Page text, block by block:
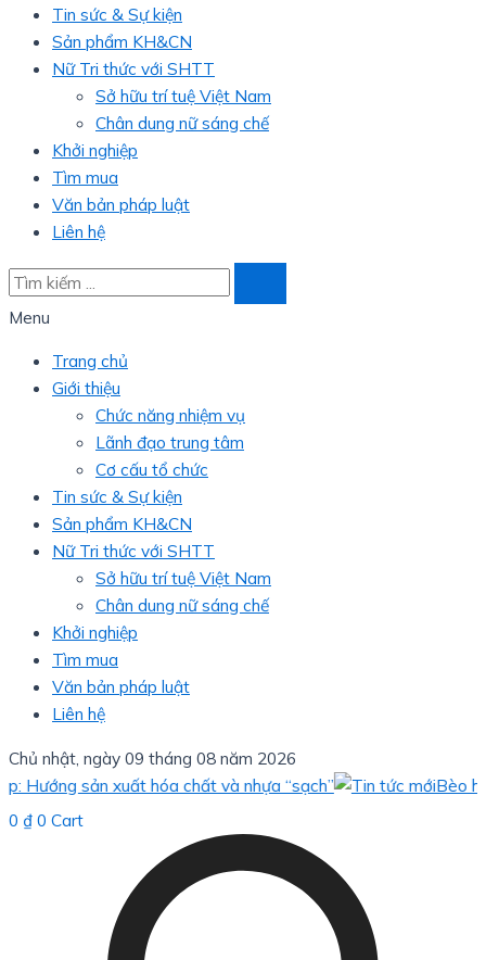
Tin sức & Sự kiện
Sản phẩm KH&CN
Nữ Tri thức với SHTT
Sở hữu trí tuệ Việt Nam
Chân dung nữ sáng chế
Khởi nghiệp
Tìm mua
Văn bản pháp luật
Liên hệ
Menu
Trang chủ
Giới thiệu
Chức năng nhiệm vụ
Lãnh đạo trung tâm
Cơ cấu tổ chức
Tin sức & Sự kiện
Sản phẩm KH&CN
Nữ Tri thức với SHTT
Sở hữu trí tuệ Việt Nam
Chân dung nữ sáng chế
Khởi nghiệp
Tìm mua
Văn bản pháp luật
Liên hệ
Chủ nhật, ngày 09 tháng 08 năm 2026
xuất hóa chất và nhựa “sạch”
Bèo hoa dâu:
0 ₫ 0 Cart